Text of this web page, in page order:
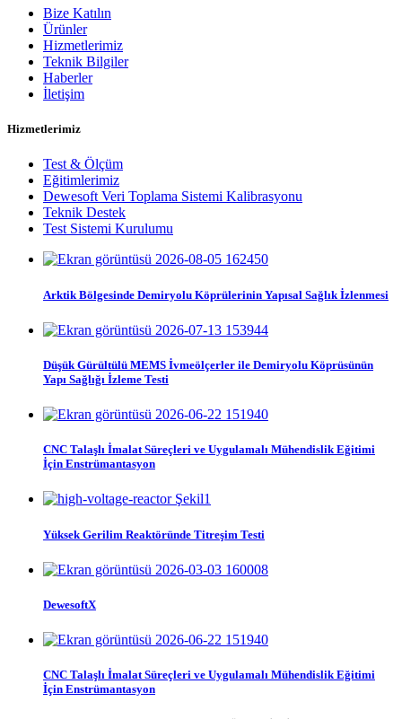
Bize Katılın
Ürünler
Hizmetlerimiz
Teknik Bilgiler
Haberler
İletişim
Hizmetlerimiz
Test & Ölçüm
Eğitimlerimiz
Dewesoft Veri Toplama Sistemi Kalibrasyonu
Teknik Destek
Test Sistemi Kurulumu
Arktik Bölgesinde Demiryolu Köprülerinin Yapısal Sağlık İzlenmesi
Düşük Gürültülü MEMS İvmeölçerler ile Demiryolu Köprüsünün
Yapı Sağlığı İzleme Testi
CNC Talaşlı İmalat Süreçleri ve Uygulamalı Mühendislik Eğitimi
İçin Enstrümantasyon
Yüksek Gerilim Reaktöründe Titreşim Testi
DewesoftX
CNC Talaşlı İmalat Süreçleri ve Uygulamalı Mühendislik Eğitimi
İçin Enstrümantasyon